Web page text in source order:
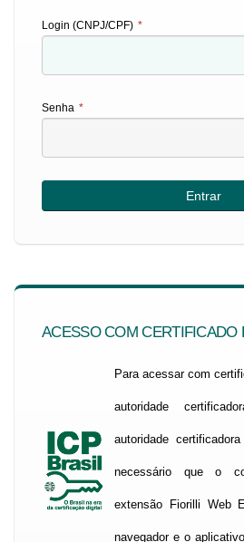
Login (CNPJ/CPF) *
Senha *
ACESSO COM CERTIFICADO
Para acessar com
autoridade
autoridade
necessário que o
extensão Fiorilli Web
navegador e o